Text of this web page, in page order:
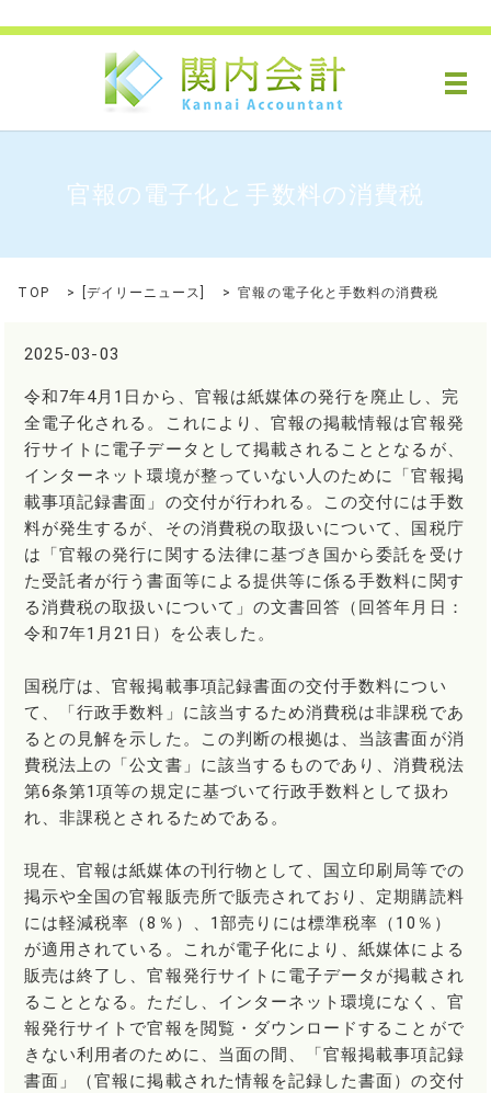
メ
官報の電子化と手数料の消費税
TOP デイリーニュース 官報の電子化と手数料の消費税
2025-03-03
令和7年4月1日から、官報は紙媒体の発行を廃止し、完
全電子化される。これにより、官報の掲載情報は官報発
行サイトに電子データとして掲載されることとなるが、
インターネット環境が整っていない人のために「官報掲
載事項記録書面」の交付が行われる。この交付には手数
料が発生するが、その消費税の取扱いについて、国税庁
は「官報の発行に関する法律に基づき国から委託を受け
た受託者が行う書面等による提供等に係る手数料に関す
る消費税の取扱いについて」の文書回答（回答年月日：
令和7年1月21日）を公表した。
国税庁は、官報掲載事項記録書面の交付手数料につい
て、「行政手数料」に該当するため消費税は非課税であ
るとの見解を示した。この判断の根拠は、当該書面が消
費税法上の「公文書」に該当するものであり、消費税法
第6条第1項等の規定に基づいて行政手数料として扱わ
れ、非課税とされるためである。
現在、官報は紙媒体の刊行物として、国立印刷局等での
掲示や全国の官報販売所で販売されており、定期購読料
には軽減税率（8％）、1部売りには標準税率（10％）
が適用されている。これが電子化により、紙媒体による
販売は終了し、官報発行サイトに電子データが掲載され
ることとなる。ただし、インターネット環境になく、官
報発行サイトで官報を閲覧・ダウンロードすることがで
きない利用者のために、当面の間、「官報掲載事項記録
書面」（官報に掲載された情報を記録した書面）の交付